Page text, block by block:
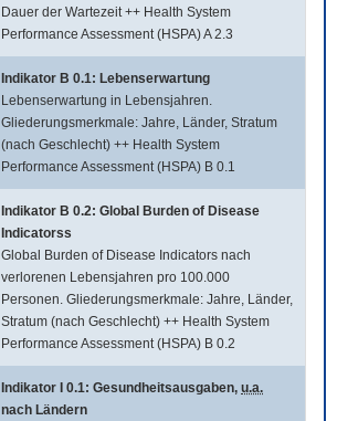
Dauer der Wartezeit ++ Health System
Performance Assessment (HSPA) A 2.3
Indikator B 0.1: Lebenserwartung
Lebenserwartung in Lebensjahren.
Gliederungsmerkmale: Jahre, Länder, Stratum
(nach Geschlecht) ++ Health System
Performance Assessment (HSPA) B 0.1
Indikator B 0.2: Global Burden of Disease
Indicatorss
Global Burden of Disease Indicators nach
verlorenen Lebensjahren pro 100.000
Personen. Gliederungsmerkmale: Jahre, Länder,
Stratum (nach Geschlecht) ++ Health System
Performance Assessment (HSPA) B 0.2
Indikator I 0.1: Gesundheitsausgaben, u.a.
nach Ländern